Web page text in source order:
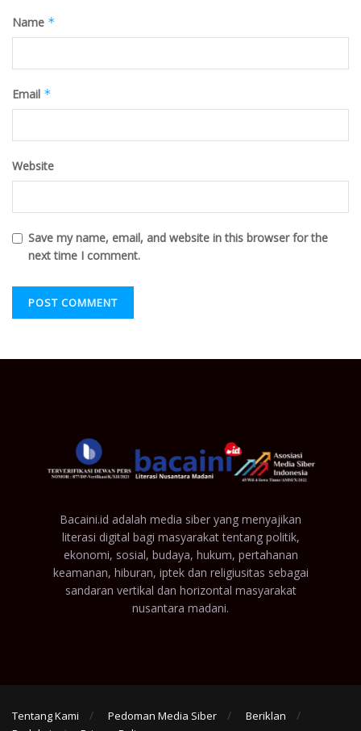
Name *
Email *
Website
Save my name, email, and website in this browser for the
next time I comment.
Bacaini.id adalah media siber yang menyajikan
literasi digital bagi masyarakat tentang politik,
ekonomi, sosial, budaya, hukum, pertahanan
keamanan, hiburan, iptek dan religiusitas sebagai
sandaran vertikal dan horizontal masyarakat
nusantara madani.
Tentang Kami Pedoman Media Siber
Beriklan